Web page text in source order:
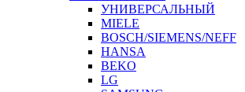
УНИВЕРСАЛЬНЫЙ
MIELE
BOSCH/SIEMENS/NEFF
HANSA
BEKO
LG